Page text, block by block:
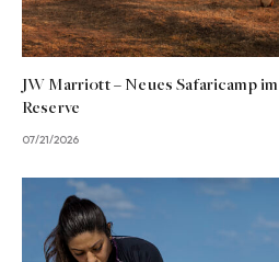
JW Marriott – Neues Safaricamp
Reserve
07/21/2026